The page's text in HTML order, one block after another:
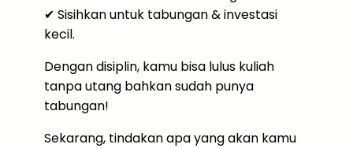
✔ Sisihkan untuk tabungan & investasi
kecil.
Dengan disiplin, kamu bisa lulus kuliah
tanpa utang bahkan sudah punya
tabungan!
Sekarang, tindakan apa yang akan kamu